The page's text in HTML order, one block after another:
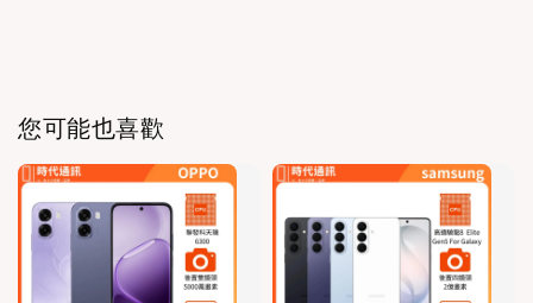
您可能也喜歡